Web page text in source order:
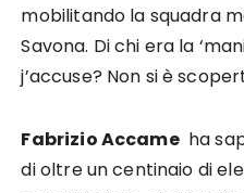
mobilitando la squadra
Savona. Di chi era la
j’accuse? Non si è
Fabrizio Accameha
di oltre un centinaio di